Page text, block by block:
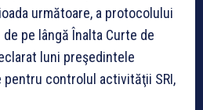
următoare, a protocolului
pe lângă Înalta Curte de
luni preşedintele
pentru controlul activităţii SRI,